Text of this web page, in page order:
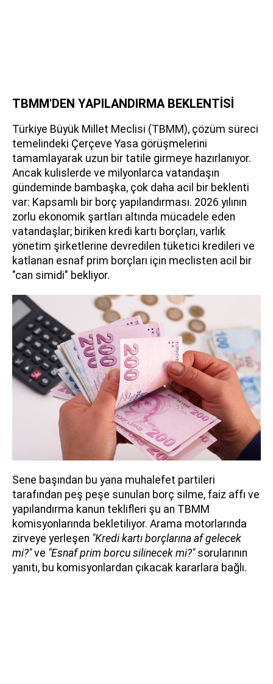
TBMM'DEN YAPILANDIRMA BEKLENTİSİ
Türkiye Büyük Millet Meclisi (TBMM), çözüm süreci
temelindeki Çerçeve Yasa görüşmelerini
tamamlayarak uzun bir tatile girmeye hazırlanıyor.
Ancak kulislerde ve milyonlarca vatandaşın
gündeminde bambaşka, çok daha acil bir beklenti
var: Kapsamlı bir borç yapılandırması. 2026 yılının
zorlu ekonomik şartları altında mücadele eden
vatandaşlar; biriken kredi kartı borçları, varlık
yönetim şirketlerine devredilen tüketici kredileri ve
katlanan esnaf prim borçları için meclisten acil bir
"can simidi" bekliyor.
Sene başından bu yana muhalefet partileri
tarafından peş peşe sunulan borç silme, faiz affı ve
yapılandırma kanun teklifleri şu an TBMM
komisyonlarında bekletiliyor. Arama motorlarında
zirveye yerleşen "Kredi kartı borçlarına af gelecek
mi?"ve "Esnaf prim borcu silinecek mi?"sorularının
yanıtı, bu komisyonlardan çıkacak kararlara bağlı.